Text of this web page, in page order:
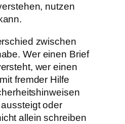
nutzen
zwischen
Wer einen Brief
wer einen
fremder Hilfe
oder
allein schreiben